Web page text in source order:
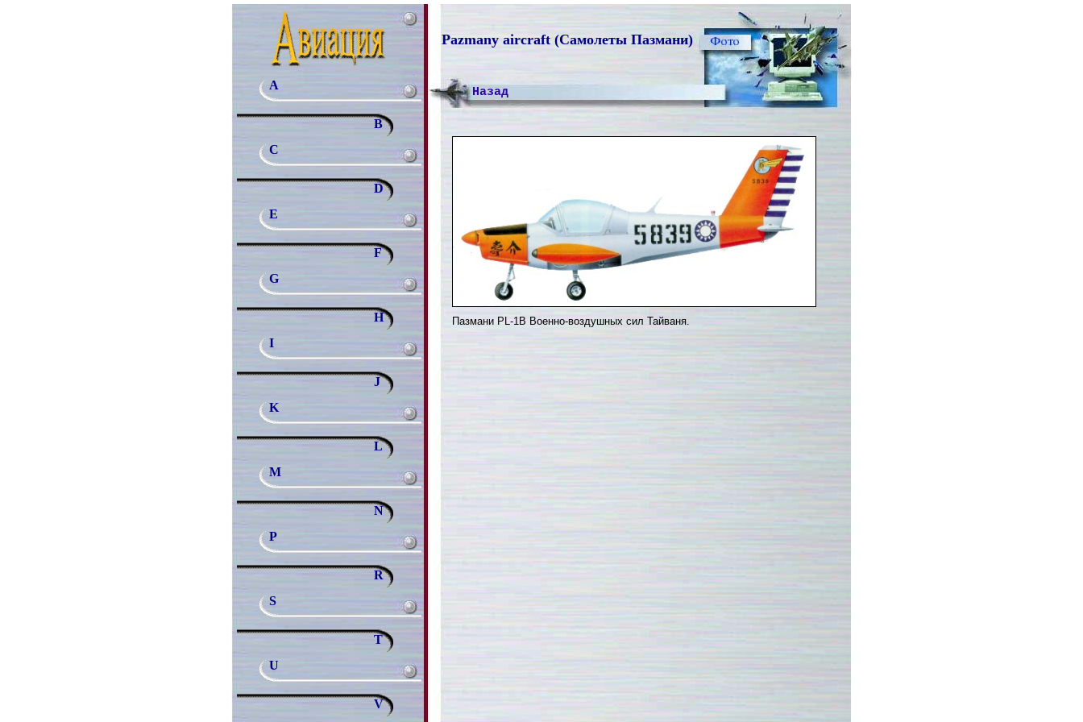
Pazmany aircraft (Самолеты Пазмани)
A
B
C
D
E
F
G
H
I
J
K
L
M
N
P
R
S
T
U
V
Назад
Пазмани PL-1B Военно-воздушных сил Тайваня.